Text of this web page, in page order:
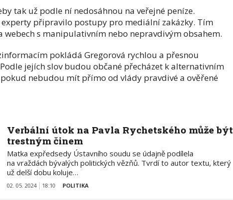
tak už podle ní nedosáhnou na veřejné peníze.
připravilo postupy pro mediální zakázky. Tím
s manipulativním nebo nepravdivým obsahem.
pokládá Gregorová rychlou a přesnou
jejích slov budou občané přecházet k alternativním
nebudou mít přímo od vlády pravdivé a ověřené
Verbální útok na Pavla Rychetského může být
trestným činem
Matka expředsedy Ústavního soudu se údajně podílela
na vraždách bývalých politických vězňů. Tvrdí to autor textu, který
už delší dobu koluje…
02. 05. 2024 18:10 POLITIKA